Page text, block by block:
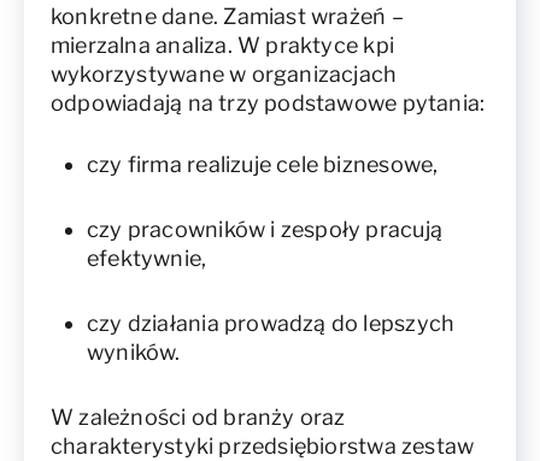
konkretne dane. Zamiast wrażeń –
mierzalna analiza. W praktyce kpi
wykorzystywane w organizacjach
odpowiadają na trzy podstawowe pytania:
czy firma realizuje cele biznesowe,
czy pracowników i zespoły pracują
efektywnie,
czy działania prowadzą do lepszych
wyników.
W zależności od branży oraz
charakterystyki przedsiębiorstwa zestaw